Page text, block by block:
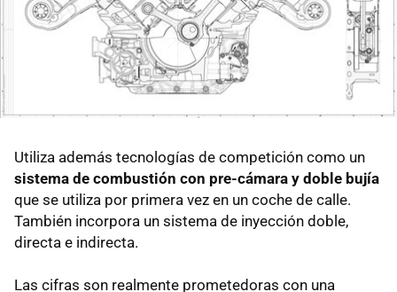
Utiliza además tecnologías de competición como un
sistema de combustión con pre-cámara y doble bujía
que se utiliza por primera vez en un coche de calle.
También incorpora un sistema de inyección doble,
directa e indirecta.
Las cifras son realmente prometedoras con una